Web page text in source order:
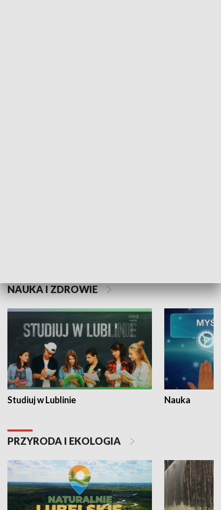
NAUKA I ZDROWIE
Studiuj w Lublinie Nauka
PRZYRODA I EKOLOGIA